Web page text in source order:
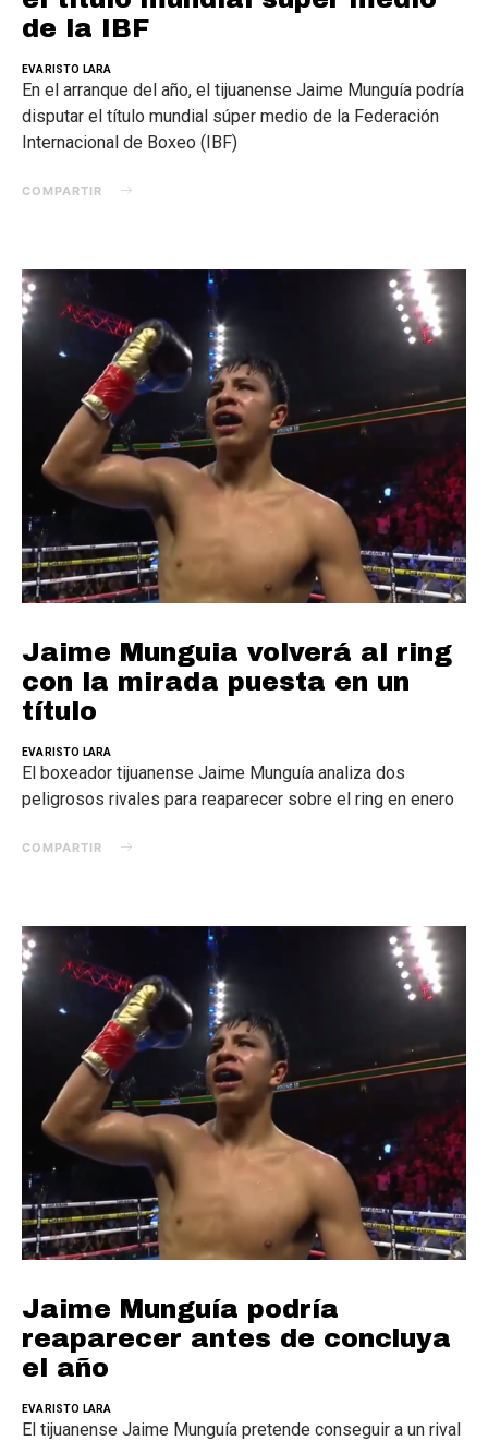
de la IBF
EVARISTO LARA
En el arranque del año, el tijuanense Jaime Munguía podría
disputar el título mundial súper medio de la Federación
Internacional de Boxeo (IBF)
COMPARTIR
Jaime Munguia volverá al ring
con la mirada puesta en un
título
EVARISTO LARA
El boxeador tijuanense Jaime Munguía analiza dos
peligrosos rivales para reaparecer sobre el ring en enero
COMPARTIR
Jaime Munguía podría
reaparecer antes de concluya
el año
EVARISTO LARA
El tijuanense Jaime Munguía pretende conseguir a un rival